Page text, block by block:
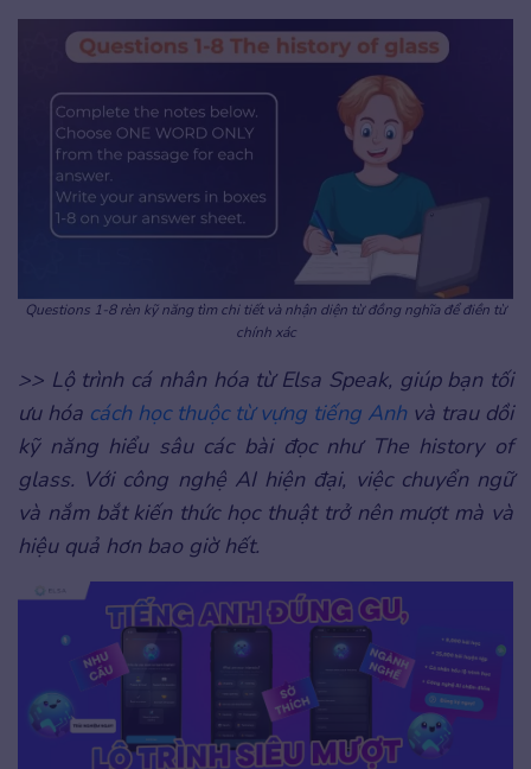
Questions 1-8 rèn kỹ năng tìm chi tiết và nhận diện từ đồng nghĩa để điền từ
chính xác
>> Lộ trình cá nhân hóa từ Elsa Speak, giúp bạn tối
ưu hóa cách học thuộc từ vựng tiếng Anhvà trau dồi
kỹ năng hiểu sâu các bài đọc như The history of
glass. Với công nghệ AI hiện đại, việc chuyển ngữ
và nắm bắt kiến thức học thuật trở nên mượt mà và
hiệu quả hơn bao giờ hết.